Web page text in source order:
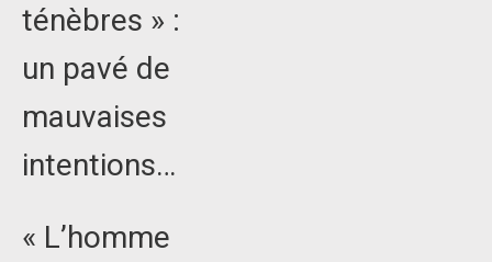
ténèbres » :
un pavé de
mauvaises
intentions…
« L’homme